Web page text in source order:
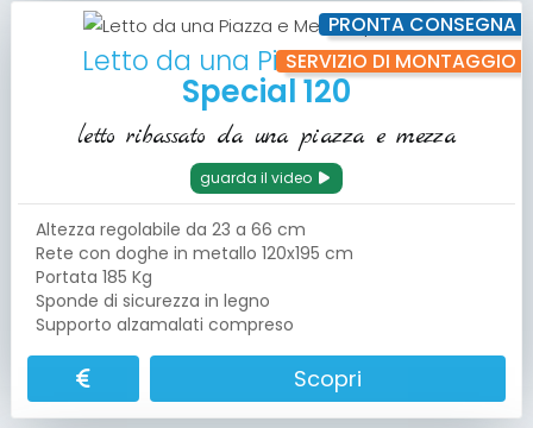
PRONTA CONSEGNA
SERVIZIO DI MONTAGGIO
Letto da una Piazza e Mezza
Special 120
letto ribassato da una piazza e mezza
guarda il video
Altezza regolabile da 23 a 66 cm
Rete con doghe in metallo 120x195 cm
Portata 185 Kg
Sponde di sicurezza in legno
Supporto alzamalati compreso
Scopri